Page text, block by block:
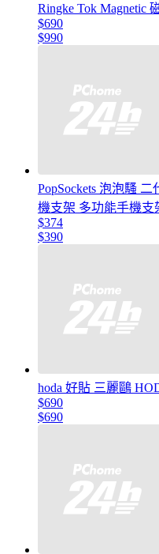
Ringke Tok Magnetic
$690
$990
PopSockets 泡泡騷
機支架 多功能手機支
$374
$390
hoda 好貼 三麗鷗
$690
$690